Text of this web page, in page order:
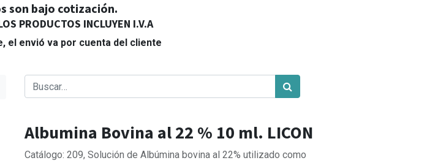
son bajo cotización.
PRODUCTOS INCLUYEN I.V.A
el envió va por cuenta del cliente
Albumina Bovina al 22 % 10 ml. LICON
Catálogo: 209, Solución de Albúmina bovina al 22% utilizado como